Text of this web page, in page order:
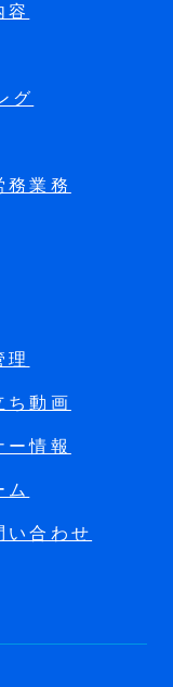
容
グ
務業務
理
ち動画
ー情報
ム
い合わせ